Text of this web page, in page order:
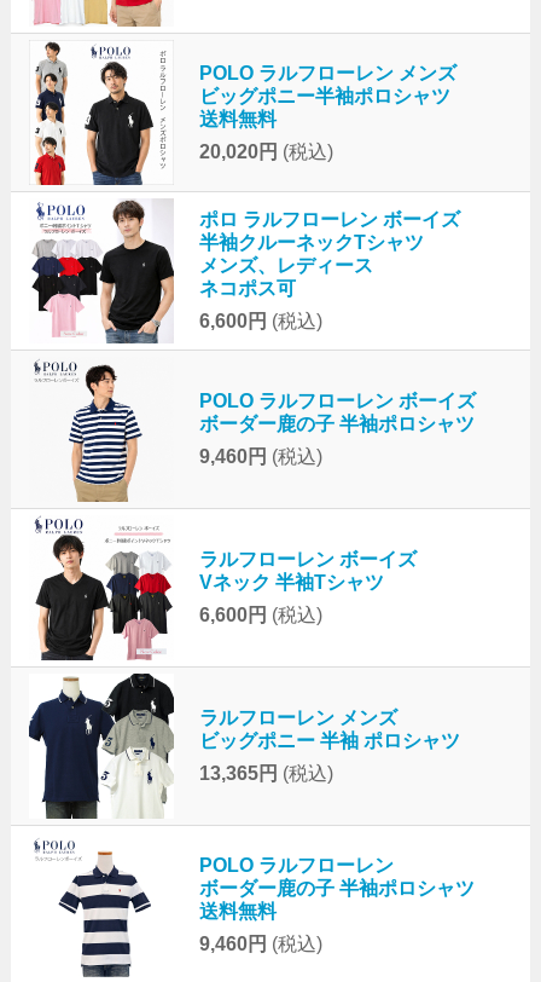
POLO ラルフローレン メンズ
ビッグポニー半袖ポロシャツ
送料無料
20,020円 (税込)
ポロ ラルフローレン ボーイズ
半袖クルーネックTシャツ
メンズ、レディース
ネコポス可
6,600円 (税込)
POLO ラルフローレン ボーイズ
ボーダー鹿の子 半袖ポロシャツ
9,460円 (税込)
ラルフローレン ボーイズ
Vネック 半袖Tシャツ
6,600円 (税込)
ラルフローレン メンズ
ビッグポニー 半袖 ポロシャツ
13,365円 (税込)
POLO ラルフローレン
ボーダー鹿の子 半袖ポロシャツ
送料無料
9,460円 (税込)